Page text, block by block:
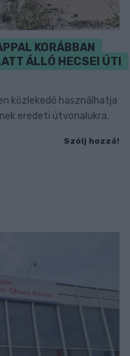
KORÁBBAN
ÁLLÓ HECSEI ÚTI
közlekedő használhatja
eredeti útvonalukra.
Szólj hozzá!